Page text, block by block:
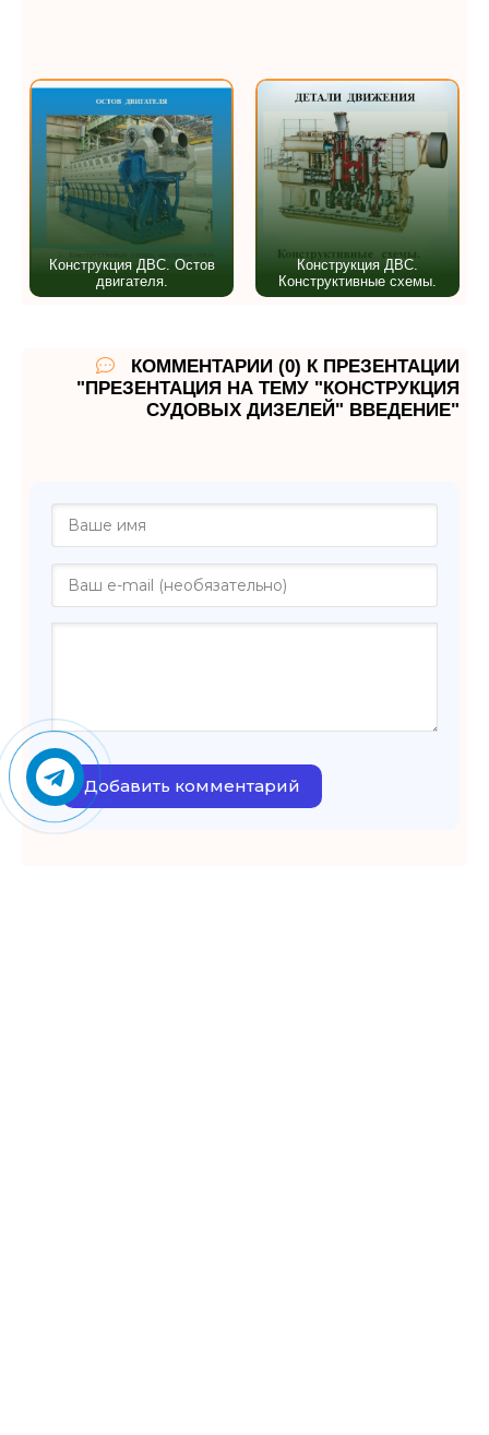
Конструкция ДВС. Остов
двигателя.
Конструкция ДВС.
Конструктивные схемы.
КОММЕНТАРИИ (0) К ПРЕЗЕНТАЦИИ
"ПРЕЗЕНТАЦИЯ НА ТЕМУ "КОНСТРУКЦИЯ
СУДОВЫХ ДИЗЕЛЕЙ" ВВЕДЕНИЕ"
Добавить комментарий